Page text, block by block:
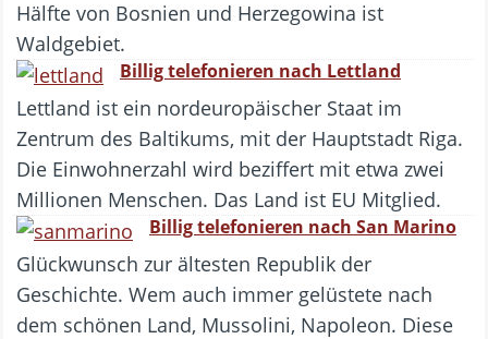
Hälfte von Bosnien und Herzegowina ist
Waldgebiet.
Billig telefonieren nach Lettland
Lettland ist ein nordeuropäischer Staat im
Zentrum des Baltikums, mit der Hauptstadt Riga.
Die Einwohnerzahl wird beziffert mit etwa zwei
Millionen Menschen. Das Land ist EU Mitglied.
Billig telefonieren nach San Marino
Glückwunsch zur ältesten Republik der
Geschichte. Wem auch immer gelüstete nach
dem schönen Land, Mussolini, Napoleon. Diese